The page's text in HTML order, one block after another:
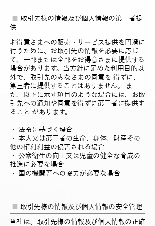
取引先様の情報及び個人情報の第三者提
供
お得意さまへの販売・サービス提供を円滑に
行うために、お取引先の情報を必要に応じ
て、一部または全部をお得意さまに提供する
場合があります。当方針に定めた利用目的以
外で、取引先のみなさまの同意を 得ずに、
第三者に提供することはありません。 ま
た、以下に示す項目のような場合には、お取
引先への通知や同意を得ずに第三者に提供す
ること があります。
・ 法令に基づく場合
・ 本人又は第三者の生命、身体、財産その
他の権利利益の侵害される場合
・ 公衆衛生の向上又は児童の健全な育成の
推進に必要な場合
・ 国の機関等への協力が必要な場合
取引先様の情報及び個人情報の安全管理
当社は、取引先様の情報及び個人情報の正確